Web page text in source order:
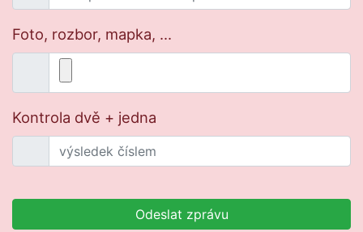
Foto, rozbor, mapka, ...
Kontrola dvě + jedna
Odeslat zprávu